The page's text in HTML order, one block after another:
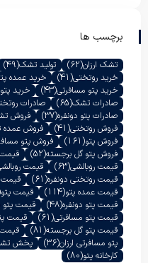
برچسب ها
تشک ارزان(62) تولید تشک(49)
خرید روتختی(41) خرید عمده
خرید پتو مسافرتی(43) خرید
صادرات تشک(65) صادرات
صادرات پتو دونفره(37) فروش
فروش روتختی(41) فروش
فروش پتو(161) فروش پتو
فروش پتو گل برجسته(52)
قیمت روبالشی(63) قیمت
قیمت روتختی دونفره(61)
قیمت عمده پتو(114) قیمت پتو
قیمت پتو دونفره(48) قیمت پتو
قیمت پتو مسافرتی(61) قیمت
قیمت پتو گل برجسته(81) قیمت
پتو مسافرتی ارزان(36) پخش
کارخانه پتو(80)